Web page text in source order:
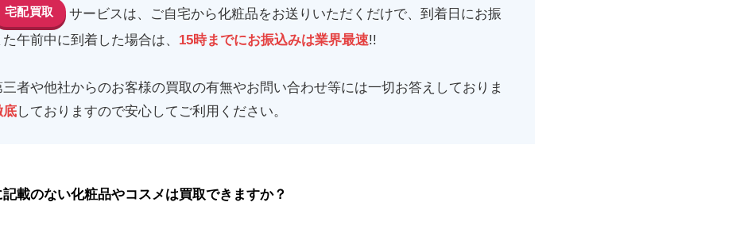
宅配買取
サービスは、ご自宅から化粧品をお送りいただくだけで、到着日にお振
午前中に到着した場合は、 15時までにお振込みは業界最速!!
者や他社からのお客様の買取の有無やお問い合わせ等には一切お答えしておりま
底しておりますので安心してご利用ください。
載のない化粧品やコスメは買取できますか？